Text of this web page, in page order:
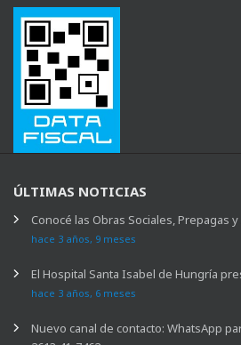
ÚLTIMAS NOTICIAS
Conocé las Obras Sociales, Prepagas
hace 3 años, 9 meses
El Hospital Santa Isabel de Hungría
hace 3 años, 6 meses
Nuevo canal de contacto: WhatsApp